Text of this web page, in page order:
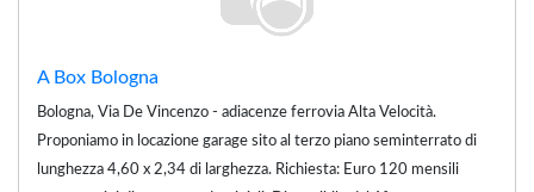
A Box Bologna
Bologna, Via De Vincenzo - adiacenze ferrovia Alta Velocità.
Proponiamo in locazione garage sito al terzo piano seminterrato di
lunghezza 4,60 x 2,34 di larghezza. Richiesta: Euro 120 mensili